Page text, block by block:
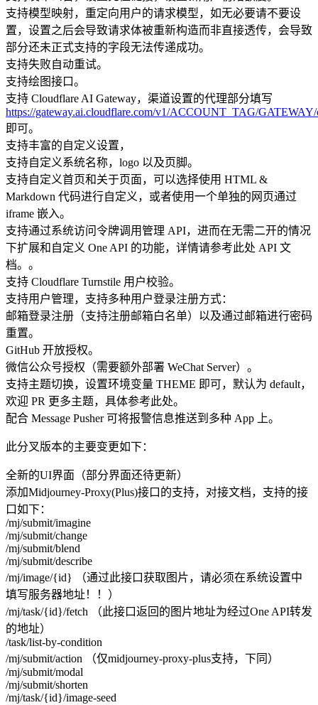
支持模型映射，重定向用户的请求模型，如无必要请不要设
置，设置之后会导致请求体被重新构造而非直接透传，会导致
部分还未正式支持的字段无法传递成功。
支持失败自动重试。
支持绘图接口。
支持 Cloudflare AI Gateway，渠道设置的代理部分填写
https://gateway.ai.cloudflare.com/v1/ACCOUNT_TAG/GATEWAY/
即可。
支持丰富的自定义设置，
支持自定义系统名称，logo 以及页脚。
支持自定义首页和关于页面，可以选择使用 HTML &
Markdown 代码进行自定义，或者使用一个单独的网页通过
iframe 嵌入。
支持通过系统访问令牌调用管理 API，进而在无需二开的情况
下扩展和自定义 One API 的功能，详情请参考此处 API 文
档。。
支持 Cloudflare Turnstile 用户校验。
支持用户管理，支持多种用户登录注册方式：
邮箱登录注册（支持注册邮箱白名单）以及通过邮箱进行密码
重置。
GitHub 开放授权。
微信公众号授权（需要额外部署 WeChat Server）。
支持主题切换，设置环境变量 THEME 即可，默认为 default，
欢迎 PR 更多主题，具体参考此处。
配合 Message Pusher 可将报警信息推送到多种 App 上。
此分叉版本的主要变更如下：
全新的UI界面（部分界面还待更新）
添加Midjourney-Proxy(Plus)接口的支持，对接文档，支持的接
口如下：
/mj/submit/imagine
/mj/submit/change
/mj/submit/blend
/mj/submit/describe
/mj/image/{id} （通过此接口获取图片，请必须在系统设置中
填写服务器地址！！）
/mj/task/{id}/fetch （此接口返回的图片地址为经过One API转发
的地址）
/task/list-by-condition
/mj/submit/action （仅midjourney-proxy-plus支持，下同）
/mj/submit/modal
/mj/submit/shorten
/mj/task/{id}/image-seed